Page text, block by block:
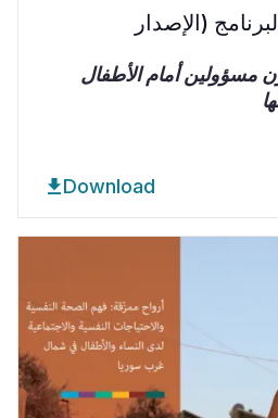
(الإصدار
مسؤولين أمام الأطفال
Download